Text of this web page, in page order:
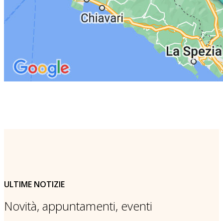
ULTIME NOTIZIE
Novità, appuntamenti, eventi